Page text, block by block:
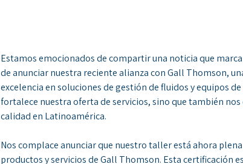
Estamos emocionados de compartir una noticia que
de anunciar nuestra reciente alianza con Gall Thomson,
excelencia en soluciones de gestión de fluidos y equipos
fortalece nuestra oferta de servicios, sino que también
calidad en Latinoamérica.
Nos complace anunciar que nuestro taller está ahora
productos y servicios de Gall Thomson. Esta certificación